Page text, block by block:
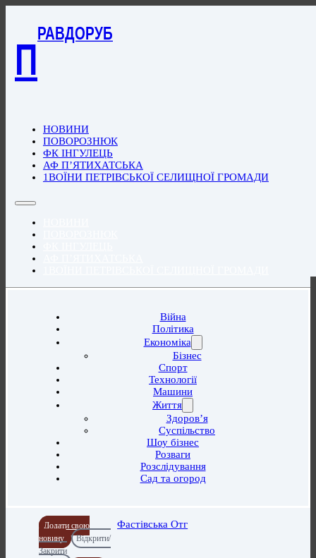
П
РАВДОРУБ
НОВИНИ
ПОВОРОЗНЮК
ФК ІНГУЛЕЦЬ
АФ П’ЯТИХАТСЬКА
1ВОЇНИ ПЕТРІВСЬКОЇ СЕЛИЩНОЇ ГРОМАДИ
Війна
Політика
Економіка
Бізнес
Спорт
Технології
Машини
Життя
Здоров’я
Суспільство
Шоу бізнес
Розваги
Розслідування
Сад та огород
Додати свою
новину
Відкрити/
Закрити
Фастівська Отг